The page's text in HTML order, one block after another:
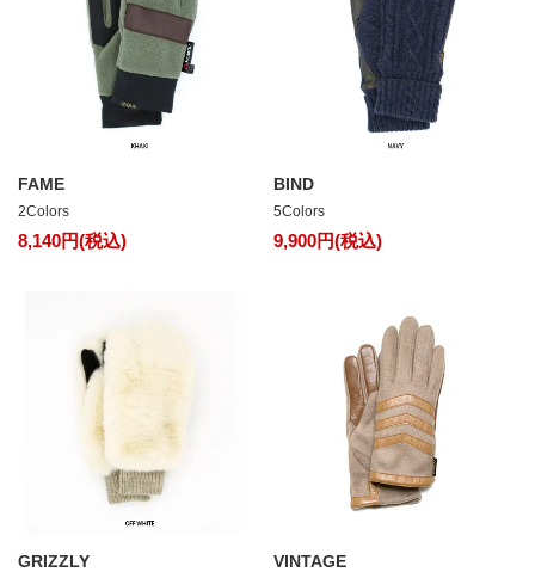
FAME
2Colors
8,140円(税込)
BIND
5Colors
9,900円(税込)
GRIZZLY VINTAGE